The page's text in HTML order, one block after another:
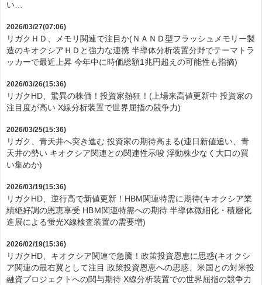
い…
2026/03/27(07:06)
リガクＨＤ、メモリ関連で注目か(ＮＡＮＤ型フラッシュメモリー製
造のキオクシアＨＤと強力な連携 半導体分析装置分野でテーマトラ
ッカーで最近上昇 今年中に時価総額1兆円超えの可能性も指摘)
2026/03/26(15:36)
リガクHD、驚異の株価！投資家熱狂！(上場来高値更新中 投資家の
注目度が高い X線分析装置で世界屈指の競争力)
2026/03/25(15:36)
リガク、青天井へ突き進む 投資家の期待高まる(連日新値追い、青
天井の勢い キオクシア関連との関連性示唆 浮動株少なく大口の買
い集めか)
2026/03/19(15:36)
リガクHD、逆行高で新値更新！HBM関連特需に期待(キオクシア業
績絶好調の恩恵享受 HBＭ関連特需への期待 半導体微細化・積層化
進展による蛍光X線検査装置の需要増)
2026/02/19(15:36)
リガクHD、キオクシア関連で急騰！政策投資恩恵に思惑(キオクシ
ア関連の最右翼として注目 政策投資恩恵への思惑、米国との対米投
融資プロジェクトへの関与期待 X線分析装置での世界屈指の競争力